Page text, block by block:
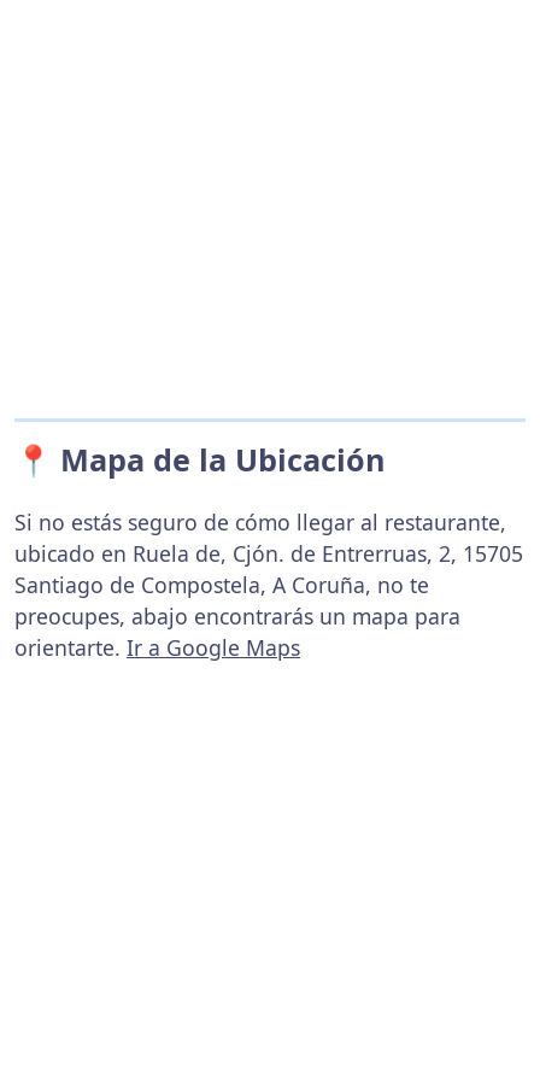
📍 Mapa de la Ubicación
Si no estás seguro de cómo llegar al restaurante,
ubicado en Ruela de, Cjón. de Entrerruas, 2, 15705
Santiago de Compostela, A Coruña, no te
preocupes, abajo encontrarás un mapa para
orientarte. Ir a Google Maps